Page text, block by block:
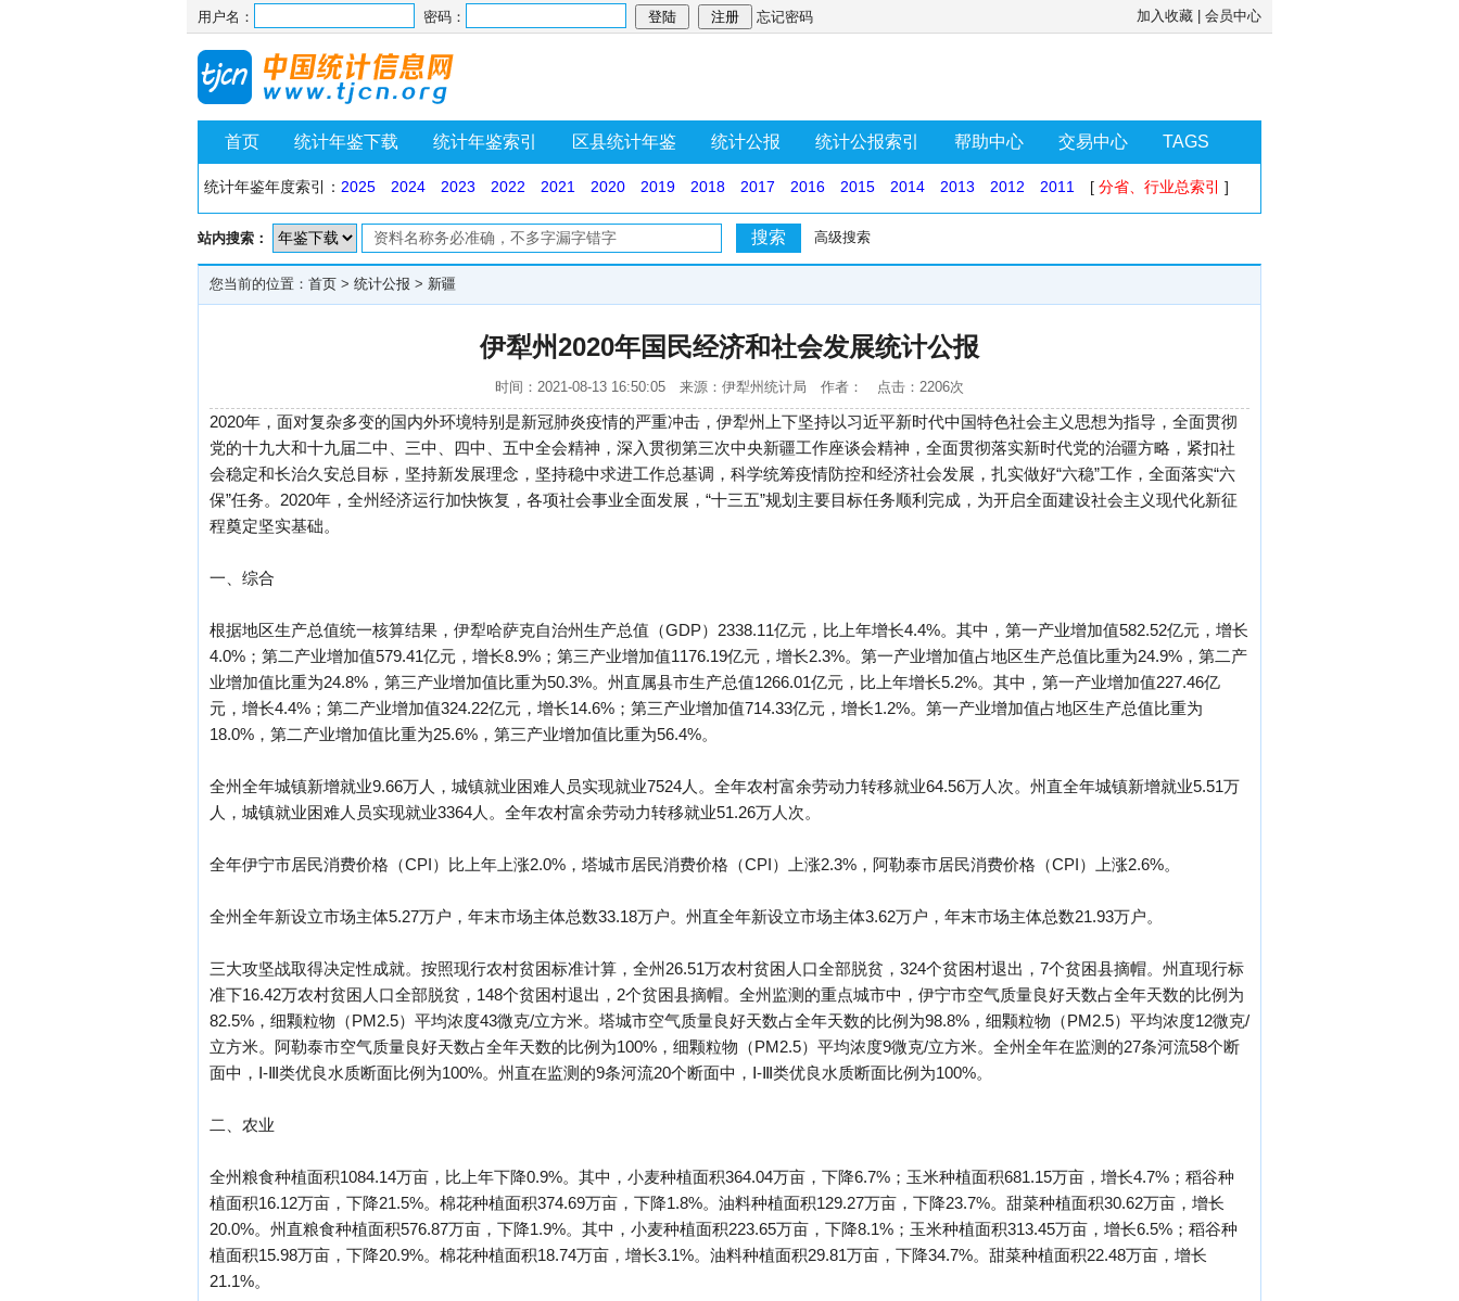
用户名： 密码： 忘记密码 加入收藏 会员中心
首页 统计年鉴下载 统计年鉴索引 区县统计年鉴 统计公报 统计公报索引 帮助中心 交易中心 TAGS
统计年鉴年度索引： 2025 2024 2023 2022 2021 2020 2019 2018 2017 2016 2015 2014 2013 2012 2011 [ 分省、行业总索引 ]
站内搜索： 高级搜索
您当前的位置： 首页 > 统计公报 > 新疆
伊犁州2020年国民经济和社会发展统计公报
时间：2021-08-13 16:50:05 来源：伊犁州统计局 作者： 点击：2206次
2020年，面对复杂多变的国内外环境特别是新冠肺炎疫情的严重冲击，伊犁州上下坚持以习近平新时代中国特色社会主义思想为指导，全面贯彻
党的十九大和十九届二中、三中、四中、五中全会精神，深入贯彻第三次中央新疆工作座谈会精神，全面贯彻落实新时代党的治疆方略，紧扣社
会稳定和长治久安总目标，坚持新发展理念，坚持稳中求进工作总基调，科学统筹疫情防控和经济社会发展，扎实做好“六稳”工作，全面落实“六
保”任务。2020年，全州经济运行加快恢复，各项社会事业全面发展，“十三五”规划主要目标任务顺利完成，为开启全面建设社会主义现代化新征
程奠定坚实基础。
一、综合
根据地区生产总值统一核算结果，伊犁哈萨克自治州生产总值（GDP）2338.11亿元，比上年增长4.4%。其中，第一产业增加值582.52亿元，增长
4.0%；第二产业增加值579.41亿元，增长8.9%；第三产业增加值1176.19亿元，增长2.3%。第一产业增加值占地区生产总值比重为24.9%，第二产
业增加值比重为24.8%，第三产业增加值比重为50.3%。州直属县市生产总值1266.01亿元，比上年增长5.2%。其中，第一产业增加值227.46亿
元，增长4.4%；第二产业增加值324.22亿元，增长14.6%；第三产业增加值714.33亿元，增长1.2%。第一产业增加值占地区生产总值比重为
18.0%，第二产业增加值比重为25.6%，第三产业增加值比重为56.4%。
全州全年城镇新增就业9.66万人，城镇就业困难人员实现就业7524人。全年农村富余劳动力转移就业64.56万人次。州直全年城镇新增就业5.51万
人，城镇就业困难人员实现就业3364人。全年农村富余劳动力转移就业51.26万人次。
全年伊宁市居民消费价格（CPI）比上年上涨2.0%，塔城市居民消费价格（CPI）上涨2.3%，阿勒泰市居民消费价格（CPI）上涨2.6%。
全州全年新设立市场主体5.27万户，年末市场主体总数33.18万户。州直全年新设立市场主体3.62万户，年末市场主体总数21.93万户。
三大攻坚战取得决定性成就。按照现行农村贫困标准计算，全州26.51万农村贫困人口全部脱贫，324个贫困村退出，7个贫困县摘帽。州直现行标
准下16.42万农村贫困人口全部脱贫，148个贫困村退出，2个贫困县摘帽。全州监测的重点城市中，伊宁市空气质量良好天数占全年天数的比例为
82.5%，细颗粒物（PM2.5）平均浓度43微克/立方米。塔城市空气质量良好天数占全年天数的比例为98.8%，细颗粒物（PM2.5）平均浓度12微克/
立方米。阿勒泰市空气质量良好天数占全年天数的比例为100%，细颗粒物（PM2.5）平均浓度9微克/立方米。全州全年在监测的27条河流58个断
面中，Ⅰ-Ⅲ类优良水质断面比例为100%。州直在监测的9条河流20个断面中，Ⅰ-Ⅲ类优良水质断面比例为100%。
二、农业
全州粮食种植面积1084.14万亩，比上年下降0.9%。其中，小麦种植面积364.04万亩，下降6.7%；玉米种植面积681.15万亩，增长4.7%；稻谷种
植面积16.12万亩，下降21.5%。棉花种植面积374.69万亩，下降1.8%。油料种植面积129.27万亩，下降23.7%。甜菜种植面积30.62万亩，增长
20.0%。州直粮食种植面积576.87万亩，下降1.9%。其中，小麦种植面积223.65万亩，下降8.1%；玉米种植面积313.45万亩，增长6.5%；稻谷种
植面积15.98万亩，下降20.9%。棉花种植面积18.74万亩，增长3.1%。油料种植面积29.81万亩，下降34.7%。甜菜种植面积22.48万亩，增长
21.1%。